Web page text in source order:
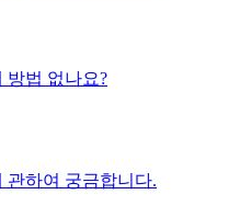
방법 없나요?
관하여 궁금합니다.